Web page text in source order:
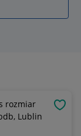
rozmiar
Lublin